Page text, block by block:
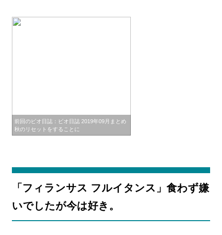
前回のビオ日誌：ビオ日誌 2019年09月まとめ
秋のリセットをすることに
「フィランサス フルイタンス」食わず嫌
いでしたが今は好き。